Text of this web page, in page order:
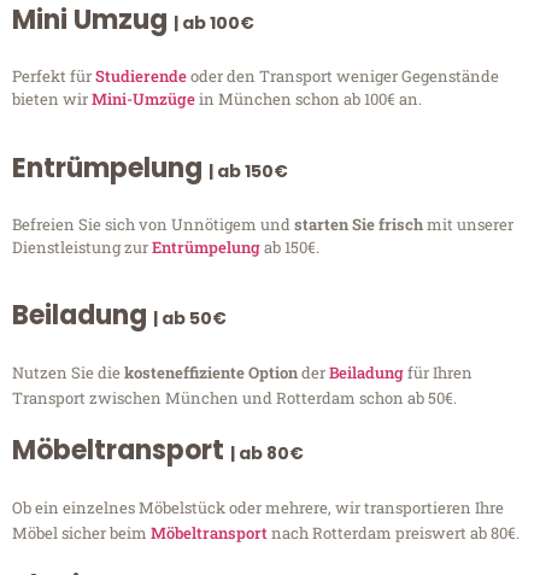
Mini Umzug | ab 100€
Perfekt fürStudierendeoder den Transport weniger Gegenstände
bieten wirMini-Umzügein München schon ab 100€ an.
Entrümpelung | ab 150€
Befreien Sie sich von Unnötigem undstarten Sie frischmit unserer
Dienstleistung zurEntrümpelungab 150€.
Beiladung | ab 50€
Nutzen Sie diekosteneffiziente OptionderBeiladungfür Ihren
Transport zwischen München und Rotterdam schon ab 50€.
Möbeltransport | ab 80€
Ob ein einzelnes Möbelstück oder mehrere, wir transportieren Ihre
Möbel sicher beim Möbeltransportnach Rotterdam preiswert ab 80€.